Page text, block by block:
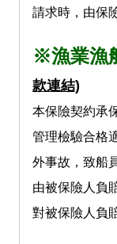
請求時，由保
※漁業漁
款連結)
本保險契約承
管理檢驗合格
外事故，致船
由被保險人負
對被保險人負